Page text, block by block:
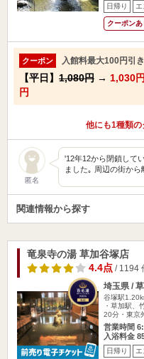
日帰り
クーポンあ
クーポン 入館料最大100円引
【平日】 1,080円 → 1,030円
円
他にも1種類
匿名
'12年12から閉鎖して
ました｡ 周辺の街か
関連情報から探す
竜泉寺の湯 草加谷塚店
4.4点 / 1194
埼玉県 /
谷塚駅
・草加駅、
20分・東京
営業時間
入浴料金
日帰り